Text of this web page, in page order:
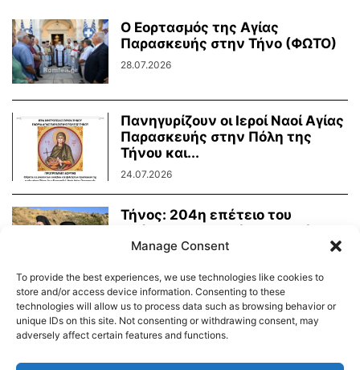
Ο Εορτασμός της Αγίας
Παρασκευής στην Τήνο (ΦΩΤΟ)
28.07.2026
Πανηγυρίζουν οι Ιεροί Ναοί Αγίας
Παρασκευής στην Πόλη της
Τήνου και...
24.07.2026
Τήνος: 204η επέτειο του
24.07.2026
Manage Consent
To provide the best experiences, we use technologies like cookies to
store and/or access device information. Consenting to these
technologies will allow us to process data such as browsing behavior or
unique IDs on this site. Not consenting or withdrawing consent, may
adversely affect certain features and functions.